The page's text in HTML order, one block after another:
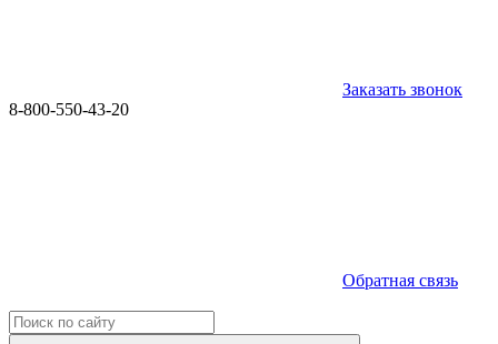
Заказать звонок
8-800-550-43-20
Обратная связь